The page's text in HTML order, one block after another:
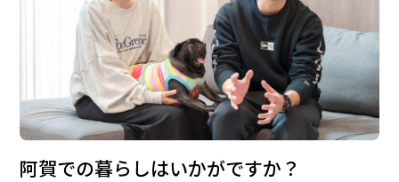
阿賀での暮らしはいかがですか？